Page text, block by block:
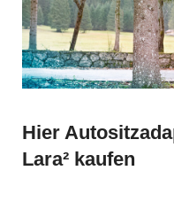
Hier
Lara² kaufen